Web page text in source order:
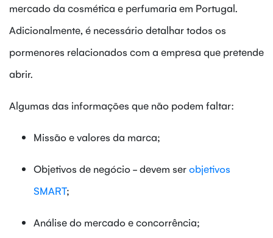
mercado da cosmética e perfumaria em Portugal.
Adicionalmente, é necessário detalhar todos os
pormenores relacionados com a empresa que pretende
abrir.
Algumas das informações que não podem faltar:
Missão e valores da marca;
Objetivos de negócio - devem serobjetivos
SMART;
Análise do mercado e concorrência;